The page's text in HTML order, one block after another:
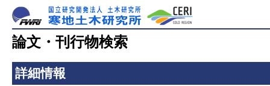
論文・刊行物検索
詳細情報